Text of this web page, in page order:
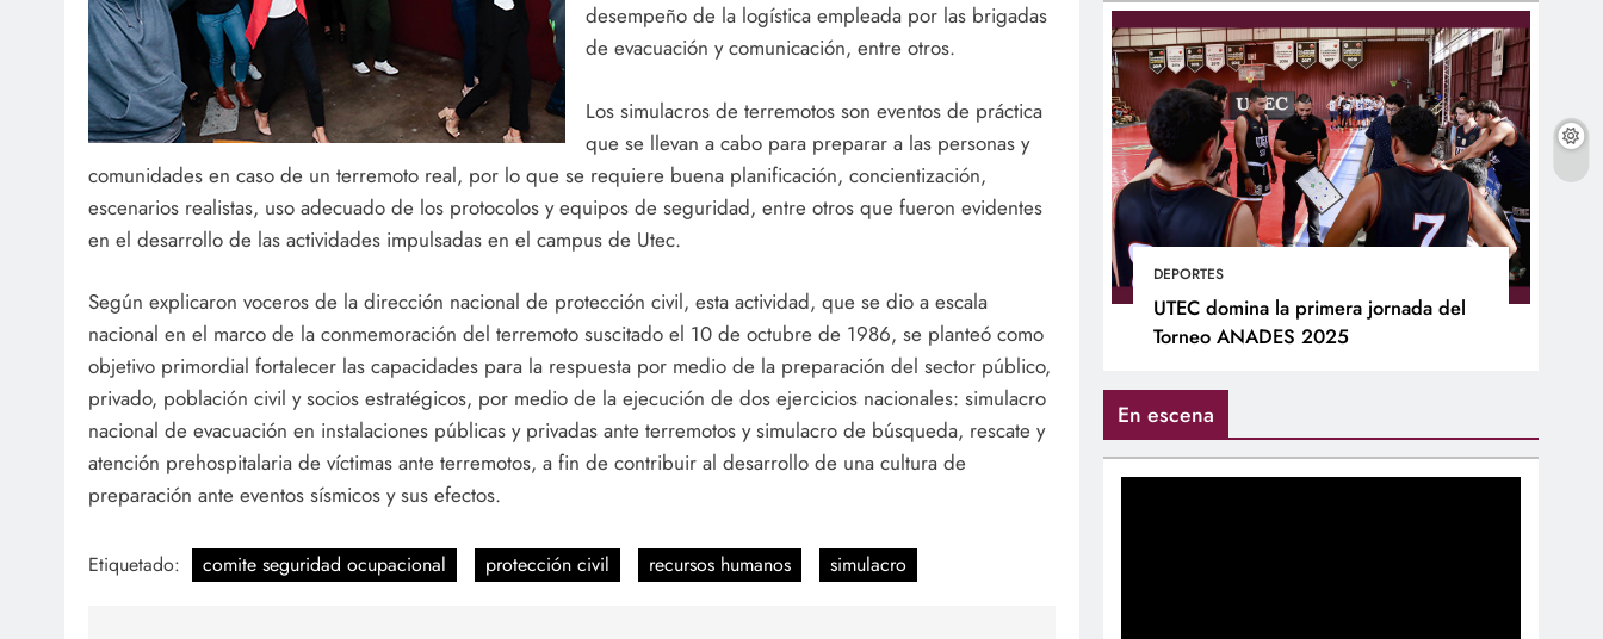
desempeño de la logística empleada por las brigadas
de evacuación y comunicación, entre otros.
Los simulacros de terremotos son eventos de práctica
que se llevan a cabo para preparar a las personas y
comunidades en caso de un terremoto real, por lo que se requiere buena planificación, concientización,
escenarios realistas, uso adecuado de los protocolos y equipos de seguridad, entre otros que fueron evidentes
en el desarrollo de las actividades impulsadas en el campus de Utec.
Según explicaron voceros de la dirección nacional de protección civil, esta actividad, que se dio a escala
nacional en el marco de la conmemoración del terremoto suscitado el 10 de octubre de 1986, se planteó como
objetivo primordial fortalecer las capacidades para la respuesta por medio de la preparación del sector público,
privado, población civil y socios estratégicos, por medio de la ejecución de dos ejercicios nacionales: simulacro
nacional de evacuación en instalaciones públicas y privadas ante terremotos y simulacro de búsqueda, rescate y
atención prehospitalaria de víctimas ante terremotos, a fin de contribuir al desarrollo de una cultura de
preparación ante eventos sísmicos y sus efectos.
Etiquetado: comite seguridad ocupacional protección civil recursos humanos simulacro
DEPORTES
UTEC domina la primera jornada del
Torneo ANADES 2025
En escena